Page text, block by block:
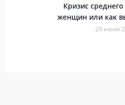
Кризис
женщин или как
29 июля